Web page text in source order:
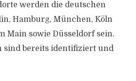
werden die deutschen
Hamburg, München, Köln
Main sowie Düsseldorf sein.
sind bereits identifiziert und